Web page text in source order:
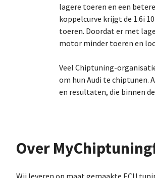
lagere toeren en een
koppelcurve krijgt de 1.6i
toeren. Doordat er met
motor minder toeren en
Veel Chiptuning-
om hun Audi te chiptunen.
en resultaten, die binnen
Over
Wij leveren op maat gemaakte ECU